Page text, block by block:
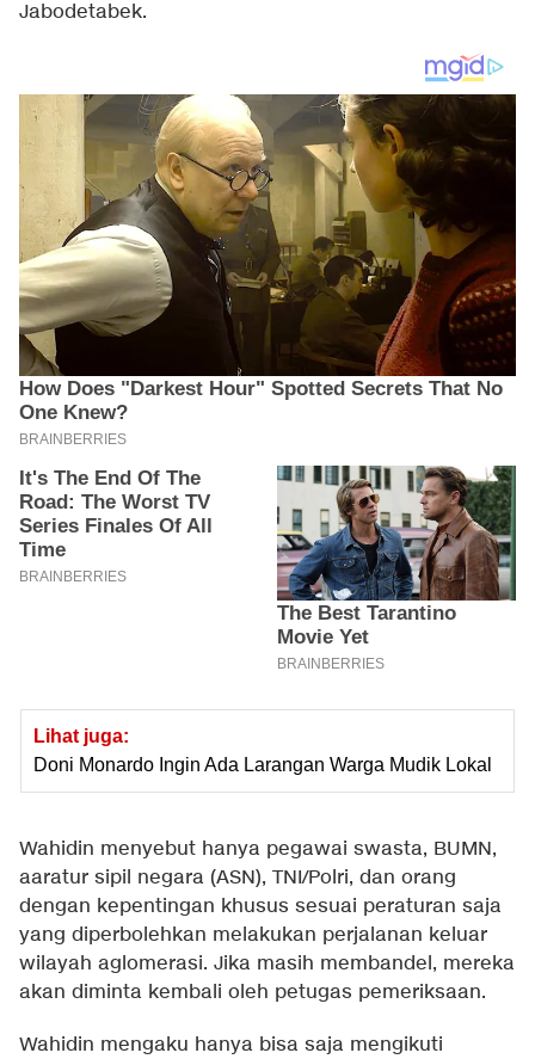
Jabodetabek.
Lihat juga:
Doni Monardo Ingin Ada Larangan Warga Mudik Lokal
Wahidin menyebut hanya pegawai swasta, BUMN,
aaratur sipil negara (ASN), TNI/Polri, dan orang
dengan kepentingan khusus sesuai peraturan saja
yang diperbolehkan melakukan perjalanan keluar
wilayah aglomerasi. Jika masih membandel, mereka
akan diminta kembali oleh petugas pemeriksaan.
Wahidin mengaku hanya bisa saja mengikuti